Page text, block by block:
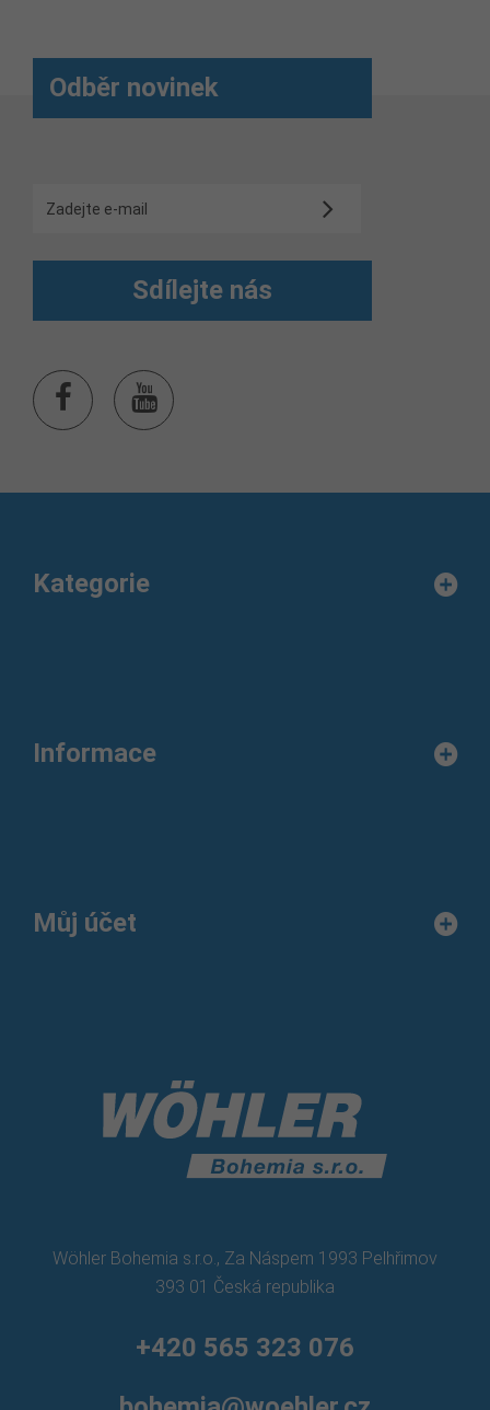
Odběr novinek
Sdílejte nás
Kategorie
Informace
Můj účet
Wöhler Bohemia s.r.o., Za Náspem 1993 Pelhřimov
393 01 Česká republika
+420 565 323 076